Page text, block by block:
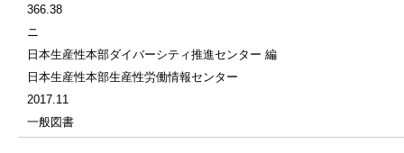
366.38
ニ
日本生産性本部ダイバーシティ推進センター 編
日本生産性本部生産性労働情報センター
2017.11
一般図書